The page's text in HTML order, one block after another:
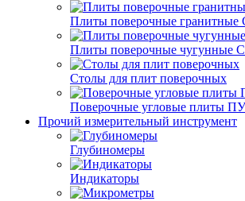
Плиты поверочные гранитные
Плиты поверочные чугунные
Столы для плит поверочных
Поверочные угловые плиты ПУ
Прочий измерительный инструмент
Глубиномеры
Индикаторы